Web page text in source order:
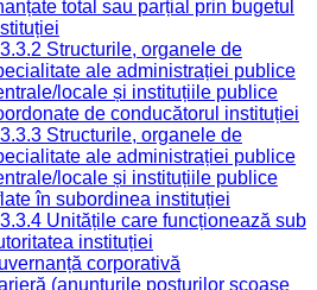
total sau parțial prin bugetul
Structurile, organele de
ale administrației publice
locale și instituțiile publice
de conducătorul instituției
Structurile, organele de
ale administrației publice
locale și instituțiile publice
în subordinea instituției
Unitățile care funcționează sub
instituției
corporativă
(anunțurile posturilor scoase